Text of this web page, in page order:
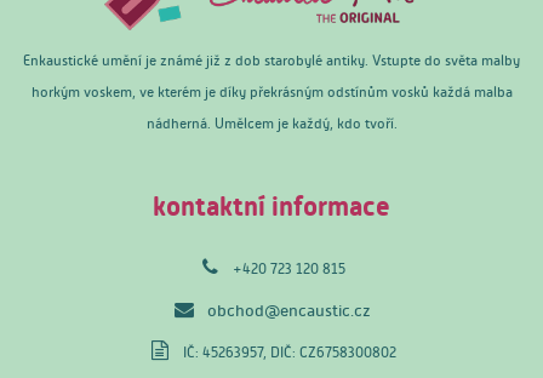
Enkaustické umění je známé již z dob starobylé antiky. Vstupte do světa malby
horkým voskem, ve kterém je díky překrásným odstínům vosků každá malba
nádherná. Umělcem je každý, kdo tvoří.
kontaktní informace
+420 723 120 815
obchod@encaustic.cz
IČ: 45263957, DIČ: CZ6758300802